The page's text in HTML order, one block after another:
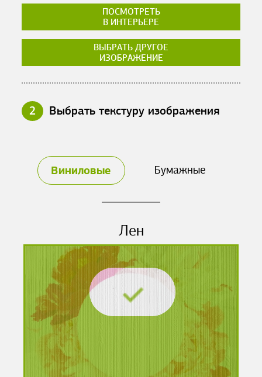
ПОСМОТРЕТЬ
В ИНТЕРЬЕРЕ
ВЫБРАТЬ ДРУГОЕ
ИЗОБРАЖЕНИЕ
2 Выбрать текстуру изображения
Виниловые Бумажные
Лен